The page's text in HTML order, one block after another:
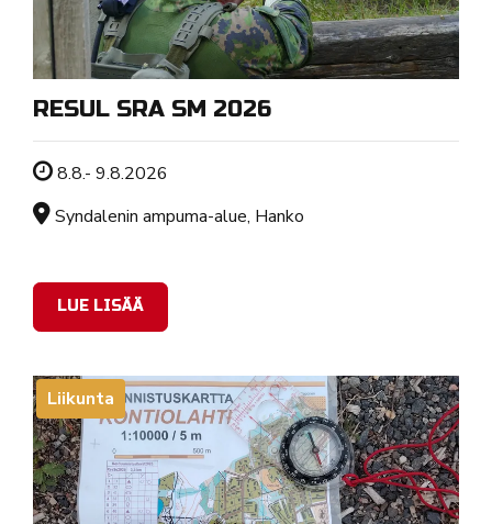
RESUL SRA SM 2026
Tapahtuman ajankohta
8.8.- 9.8.2026
Sijainti
Syndalenin ampuma-alue, Hanko
LUE LISÄÄ
Liikunta